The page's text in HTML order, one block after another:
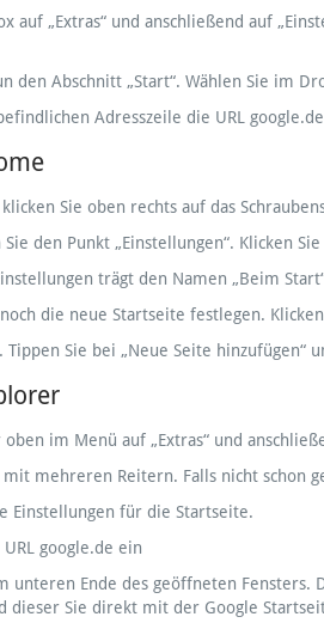
auf „Extras“ und anschließend auf
den Abschnitt „Start“. Wählen Sie im
Adresszeile die URL
Sie oben rechts auf das
den Punkt „Einstellungen“. Klicken
trägt den Namen „Beim
die neue Startseite festlegen.
Sie bei „Neue Seite hinzufügen“
im Menü auf „Extras“ und
mehreren Reitern. Falls nicht schon
Einstellungen für die Startseite.
google.de ein
unteren Ende des geöffneten
dieser Sie direkt mit der Google